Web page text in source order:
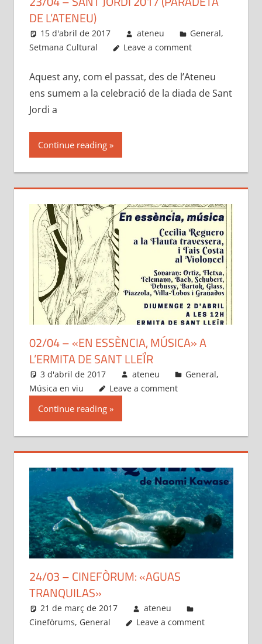
DE L’ATENEU)
15 d'abril de 2017 ateneu General,
Setmana Cultural
Leave a comment
Aquest any, com el passat, des de l’Ateneu
ens sumem a la celebració de la diada de Sant
Jordi a
Continue reading
02/04 – «EN ESSÈNCIA, MÚSICA» A
L’ERMITA DE SANT LLEḮR
3 d'abril de 2017 ateneu General,
Música en viu
Leave a comment
Continue reading
24/03 – CINEFÒRUM: «AGUAS
TRANQUILAS»
21 de març de 2017
ateneu
Cinefòrums, General Leave a comment